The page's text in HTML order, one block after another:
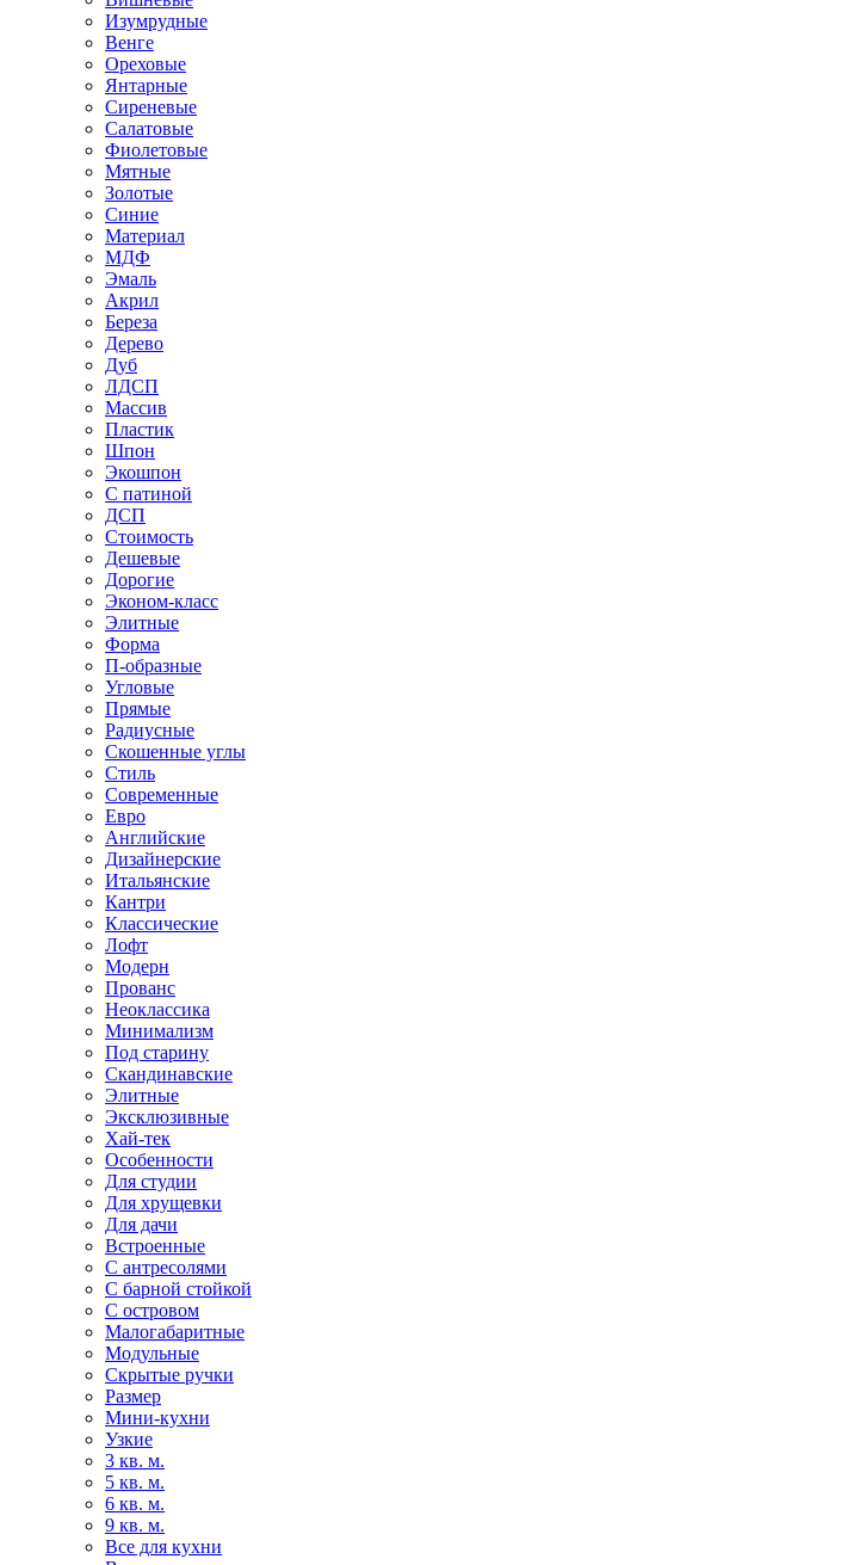
Изумрудные
Венге
Ореховые
Янтарные
Сиреневые
Салатовые
Фиолетовые
Мятные
Золотые
Синие
Материал
МДФ
Эмаль
Акрил
Береза
Дерево
Дуб
ЛДСП
Массив
Пластик
Шпон
Экошпон
С патиной
ДСП
Стоимость
Дешевые
Дорогие
Эконом-класс
Элитные
Форма
П-образные
Угловые
Прямые
Радиусные
Скошенные углы
Стиль
Современные
Евро
Английские
Дизайнерские
Итальянские
Кантри
Классические
Лофт
Модерн
Прованс
Неоклассика
Минимализм
Под старину
Скандинавские
Элитные
Эксклюзивные
Хай-тек
Особенности
Для студии
Для хрущевки
Для дачи
Встроенные
С антресолями
С барной стойкой
С островом
Малогабаритные
Модульные
Скрытые ручки
Размер
Мини-кухни
Узкие
3 кв. м.
5 кв. м.
6 кв. м.
9 кв. м.
Все для кухни